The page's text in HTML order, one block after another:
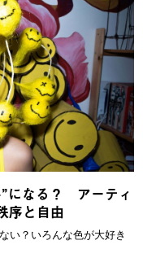
になる？ アーティ
序と自由
い？いろんな色が大好き